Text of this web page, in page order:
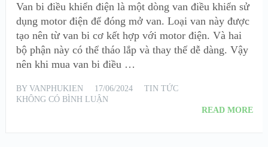
Van bi điều khiển điện là một dòng van điều khiển sử
dụng motor điện để đóng mở van. Loại van này được
tạo nên từ van bi cơ kết hợp với motor điện. Và hai
bộ phận này có thể tháo lắp và thay thế dễ dàng. Vậy
nên khi mua van bi điều …
BY VANPHUKIEN 17/06/2024
TIN TỨC
KHÔNG CÓ BÌNH LUẬN
READ MORE